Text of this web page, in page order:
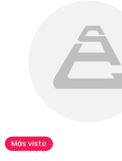
Más visto